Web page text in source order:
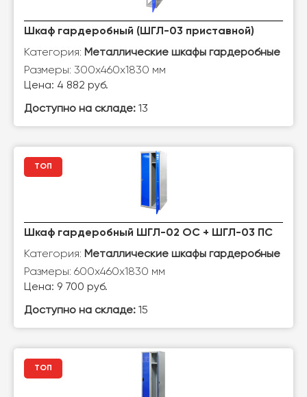
Шкаф гардеробный (ШГЛ-03 приставной)
Категория: Металлические шкафы гардеробные
Размеры: 300х460х1830 мм
Цена: 4 882 руб.
Доступно на складе: 13
ТОП
Шкаф гардеробный ШГЛ-02 ОС + ШГЛ-03 ПС
Категория: Металлические шкафы гардеробные
Размеры: 600х460х1830 мм
Цена: 9 700 руб.
Доступно на складе: 15
ТОП